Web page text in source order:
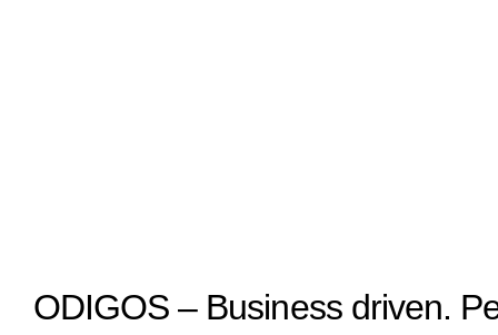
ODIGOS – Business driven.